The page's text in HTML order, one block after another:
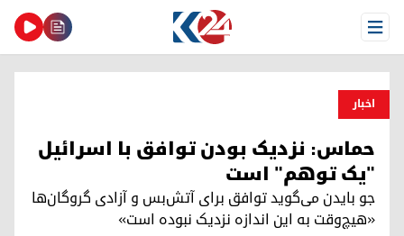
Open Menu
اخبار
حماس: نزدیک بودن توافق با اسرائیل
"یک توهم" است
جو بایدن می‌گوید توافق برای آتش‌بس و آزادی گروگان‌ها
«هیچ‌وقت به این اندازه نزدیک نبوده است»